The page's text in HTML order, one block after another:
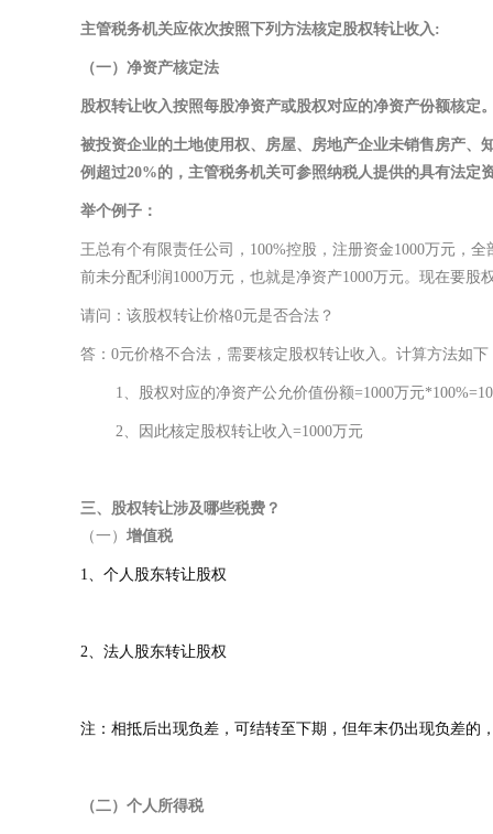
主管税务机关应依次按照下列方法核定股权转让收入:
（一）净资产核定法
股权转让收入按照每股净资产或股权对应的净资产份额核定
被投资企业的土地使用权、房屋、房地产企业未销售房产、
例超过20%的，主管税务机关可参照纳税人提供的具有法定
举个例子：
王总有个有限责任公司，100%控股，注册资金1000万元，
前未分配利润1000万元，也就是净资产1000万元。现在要
请问：该股权转让价格0元是否合法？
答：0元价格不合法，需要核定股权转让收入。计算方法如下
1、股权对应的净资产公允价值份额=1000万元
2、因此核定股权转让收入=1000万元
三、股权转让涉及哪些税费？
（一） 增值税
1、个人股东转让股权
2、法人股东转让股权
注：相抵后出现负差，可结转至下期，但年末仍出现负差的
（二） 个人所得税